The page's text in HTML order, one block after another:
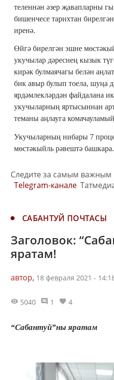
теленнән әзер җавапларны
бишенчесе тарихтан
иренә.
Өйгә бирелгән эшне
укучылар дәреснең кызык
кирәк булмаячагы белән
бик авыр булып тоела, шуңа
ярдәмлекләрдән файдалана
укучыларның яртысыннан
теманы аңлауга
Укучыларның нибары 7
мөстәкыйль рәвештә башкара.
Следите за самым
Telegram-канале
САБАНТУЙ ПОЧТАСЫ
Заголовок:
яратам!
автор, 18 февраля 2021 -
5040 1 4
“Сабантуй”ны яратам